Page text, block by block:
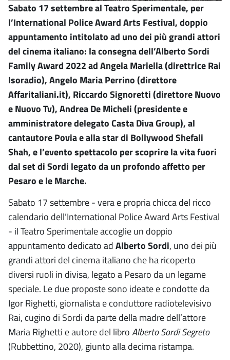
Sabato 17 settembre al Teatro Sperimentale, per
l’International Police Award Arts Festival, doppio
appuntamento intitolato ad uno dei più grandi attori
del cinema italiano: la consegna dell’Alberto Sordi
Family Award 2022 ad Angela Mariella (direttrice Rai
Isoradio), Angelo Maria Perrino (direttore
Affaritaliani.it), Riccardo Signoretti (direttore Nuovo
e Nuovo Tv), Andrea De Micheli (presidente e
amministratore delegato Casta Diva Group), al
cantautore Povia e alla star di Bollywood Shefali
Shah, e l’evento spettacolo per scoprire la vita fuori
dal set di Sordi legato da un profondo affetto per
Pesaro e le Marche.
Sabato 17 settembre - vera e propria chicca del ricco
calendario dell’International Police Award Arts Festival
- il Teatro Sperimentale accoglie un doppio
appuntamento dedicato adAlberto Sordi, uno dei più
grandi attori del cinema italiano che ha ricoperto
diversi ruoli in divisa, legato a Pesaro da un legame
speciale. Le due proposte sono ideate e condotte da
Igor Righetti, giornalista e conduttore radiotelevisivo
Rai, cugino di Sordi da parte della madre dell’attore
Maria Righetti e autore del libroAlberto Sordi Segreto
(Rubbettino, 2020), giunto alla decima ristampa.